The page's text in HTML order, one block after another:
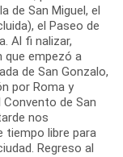
de San Miguel, el
el Paseo de
Al fi nalizar,
que empezó a
de San Gonzalo,
por Roma y
Convento de San
nos
tiempo libre para
Regreso al